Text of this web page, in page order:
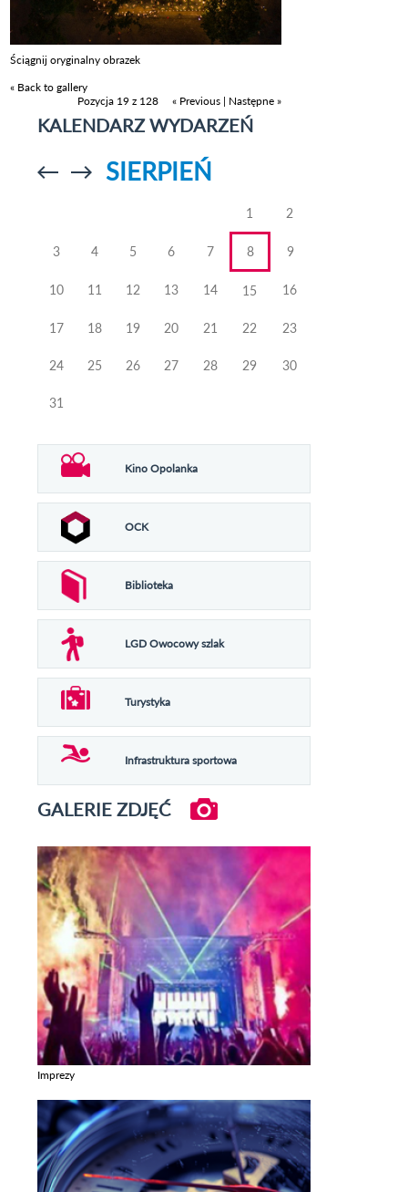
Ściągnij oryginalny obrazek
« Back to gallery
Pozycja 19 z 128
« Previous | Następne »
KALENDARZ WYDARZEŃ
Przejdź doPrzejdź do
SIERPIEŃ
1 2
3 4 5 6 7 8 9
10 11 12 13 14 15 16
17 18 19 20 21 22 23
24 25 26 27 28 29 30
31
Kino Opolanka
OCK
Biblioteka
LGD Owocowy szlak
Turystyka
Infrastruktura sportowa
GALERIE ZDJĘĆ
Imprezy